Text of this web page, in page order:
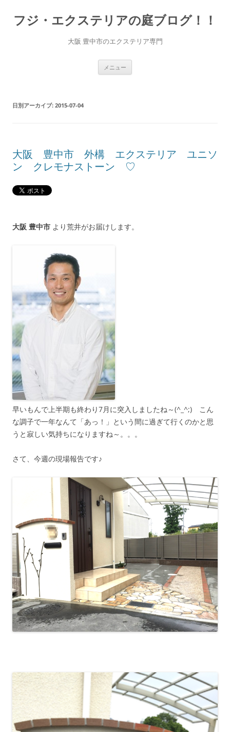
テ
ン
フジ・エクステリアの庭ブログ！！
大阪 豊中市のエクステリア専門
メニュー
日別アーカイブ: 2015-07-04
大阪 豊中市 外構 エクステリア ユニソ
ン クレモナストーン ♡
大阪 豊中市 より荒井がお届けします。
早いもんで上半期も終わり7月に突入しましたね～(^_^;) こん
な調子で一年なんて「あっ！」という間に過ぎて行くのかと思
うと寂しい気持ちになりますね～。。。
さて、今週の現場報告です♪